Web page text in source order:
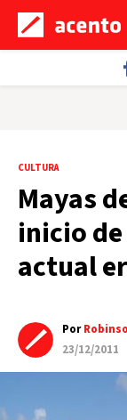
CULTURA
Mayas
inicio
actual
Por
23/12/2011